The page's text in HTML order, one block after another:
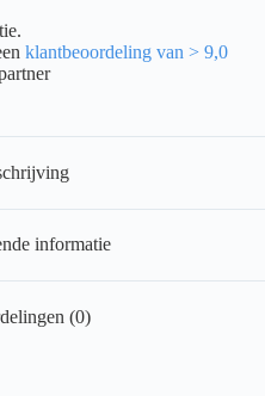
klantbeoordeling van > 9,0
informatie
(0)